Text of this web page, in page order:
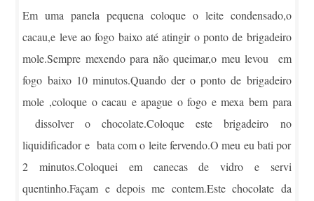
Em uma panela pequena coloque o leite condensado,o
cacau,e leve ao fogo baixo até atingir o ponto de brigadeiro
mole.Sempre mexendo para não queimar,o meu levou em
fogo baixo 10 minutos.Quando der o ponto de brigadeiro
mole ,coloque o cacau e apague o fogo e mexa bem para
dissolver o chocolate.Coloque este brigadeiro no
liquidificador e bata com o leite fervendo.O meu eu bati por
2 minutos.Coloquei em canecas de vidro e servi
quentinho.Façam e depois me contem.Este chocolate da